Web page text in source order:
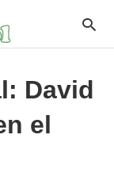
David
el